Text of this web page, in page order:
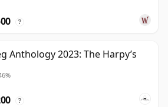
?
Anthology 2023: The Harpy’s
?